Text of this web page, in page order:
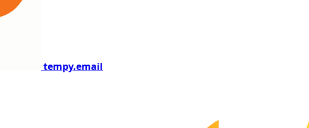
tempy.email